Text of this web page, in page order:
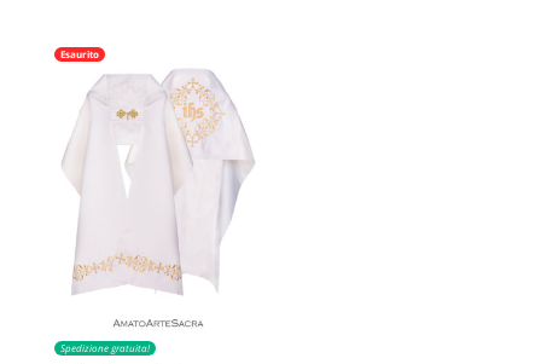
Esaurito
Spedizione gratuita!